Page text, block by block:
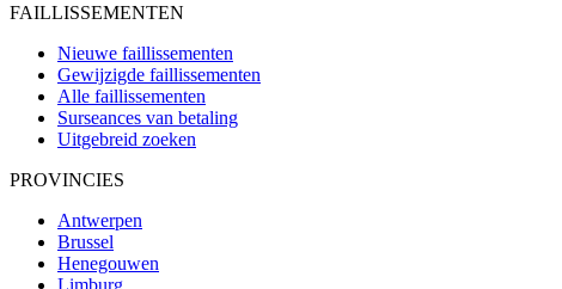
FAILLISSEMENTEN
Nieuwe faillissementen
Gewijzigde faillissementen
Alle faillissementen
Surseances van betaling
Uitgebreid zoeken
PROVINCIES
Antwerpen
Brussel
Henegouwen
Limburg